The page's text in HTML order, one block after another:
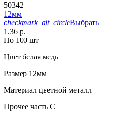
50342
12мм
checkmark_alt_circleВыбрать
1.36 р.
По 100 шт
Цвет белая медь
Размер 12мм
Материал цветной металл
Прочее часть C